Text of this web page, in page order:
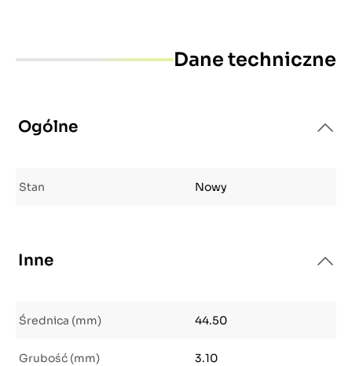
Dane techniczne
Ogólne
Stan Nowy
Inne
Średnica (mm) 44.50
Grubość (mm) 3.10